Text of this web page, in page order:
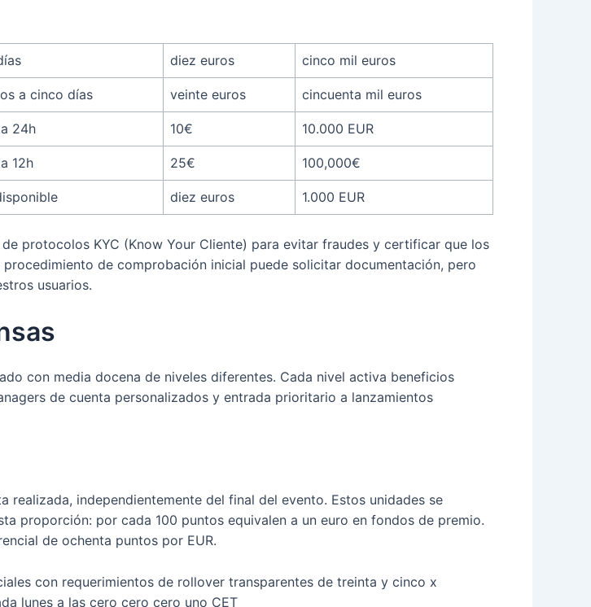
diez euros cinco mil euros
a cinco días veinte euros cincuenta mil euros
24h 10€ 10.000 EUR
12h 25€ 100,000€
diez euros 1.000 EUR
protocolos KYC (Know Your Cliente) para evitar fraudes y certificar que los
de comprobación inicial puede solicitar documentación, pero
usuarios.
con media docena de niveles diferentes. Cada nivel activa beneficios
de cuenta personalizados y entrada prioritario a lanzamientos
realizada, independientemente del final del evento. Estos unidades se
proporción: por cada 100 puntos equivalen a un euro en fondos de premio.
de ochenta puntos por EUR.
con requerimientos de rollover transparentes de treinta y cinco x
lunes a las cero cero cero uno CET